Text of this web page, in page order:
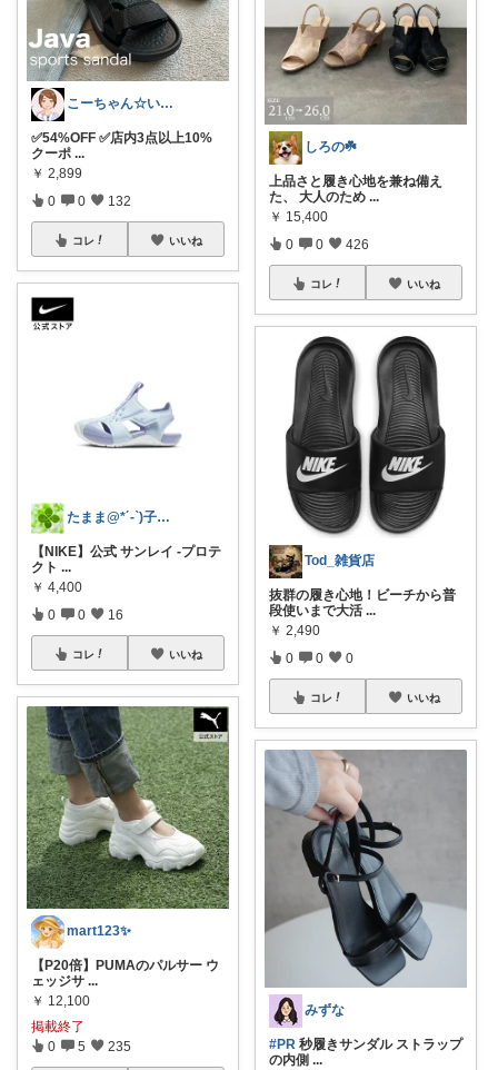
こーちゃん☆いつもありがと🩷
✅54%OFF ✅店内3点以上10%
クーポ ...
￥ 2,899
0 0 132
コレ いいね
たまま@*´-`)子ども用品/日用品
【NIKE】公式 サンレイ -プロテ
クト ...
￥ 4,400
0 0 16
コレ いいね
mart123✨
【P20倍】PUMAのパルサー ウ
ェッジサ ...
￥ 12,100
掲載終了
0 5 235
しろの☘️
上品さと履き心地を兼ね備え
た、 大人のため ...
￥ 15,400
0 0 426
コレ いいね
Tod_雑貨店
抜群の履き心地！ビーチから普
段使いまで大活 ...
￥ 2,490
0 0 0
コレ いいね
みずな
#PR 秒履きサンダル ストラップ
の内側 ...